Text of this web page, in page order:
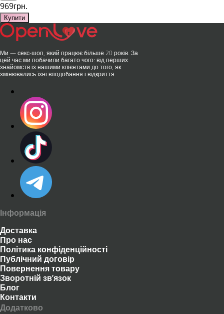
969грн.
Купити
Ми — секс-шоп, який працює більше 20 років. За
цей час ми побачили багато чого: від перших
знайомств із нашими клієнтами до того, як
змінювались їхні вподобання і відкриття.
Інформація
Доставка
Про нас
Політика конфіденційності
Публічний договір
Повернення товару
Зворотній зв’язок
Блог
Контакти
Додатково